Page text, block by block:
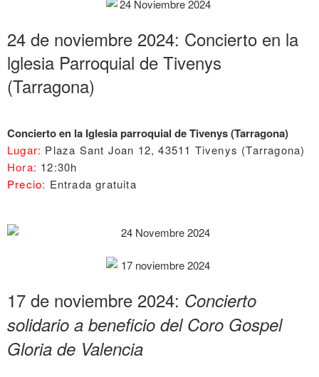
24 de noviembre 2024: Concierto en la
lglesia Parroquial de Tivenys
(Tarragona)
Concierto en la Iglesia parroquial de Tivenys (Tarragona)
Lugar: Plaza Sant Joan 12, 43511 Tivenys (Tarragona)
Hora: 12:30h
Precio: Entrada gratuita
17 de noviembre 2024: Concierto
solidario a beneficio del Coro Gospel
Gloria de Valencia